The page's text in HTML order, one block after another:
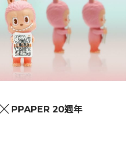
PPAPER 20週年